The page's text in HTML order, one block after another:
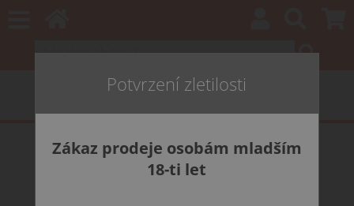
Potvrzení zletilosti
Zákaz prodeje osobám mladším
18-ti let